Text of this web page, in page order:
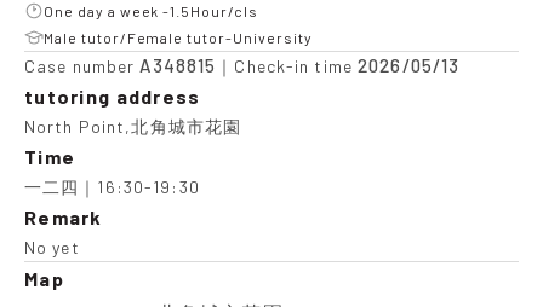
One day a week -1.5Hour/cls
Male tutor/Female tutor-University
Case number A348815 ｜Check-in time2026/05/13
tutoring address
North Point,北角城市花園
Time
一二四｜16:30-19:30
Remark
No yet
Map